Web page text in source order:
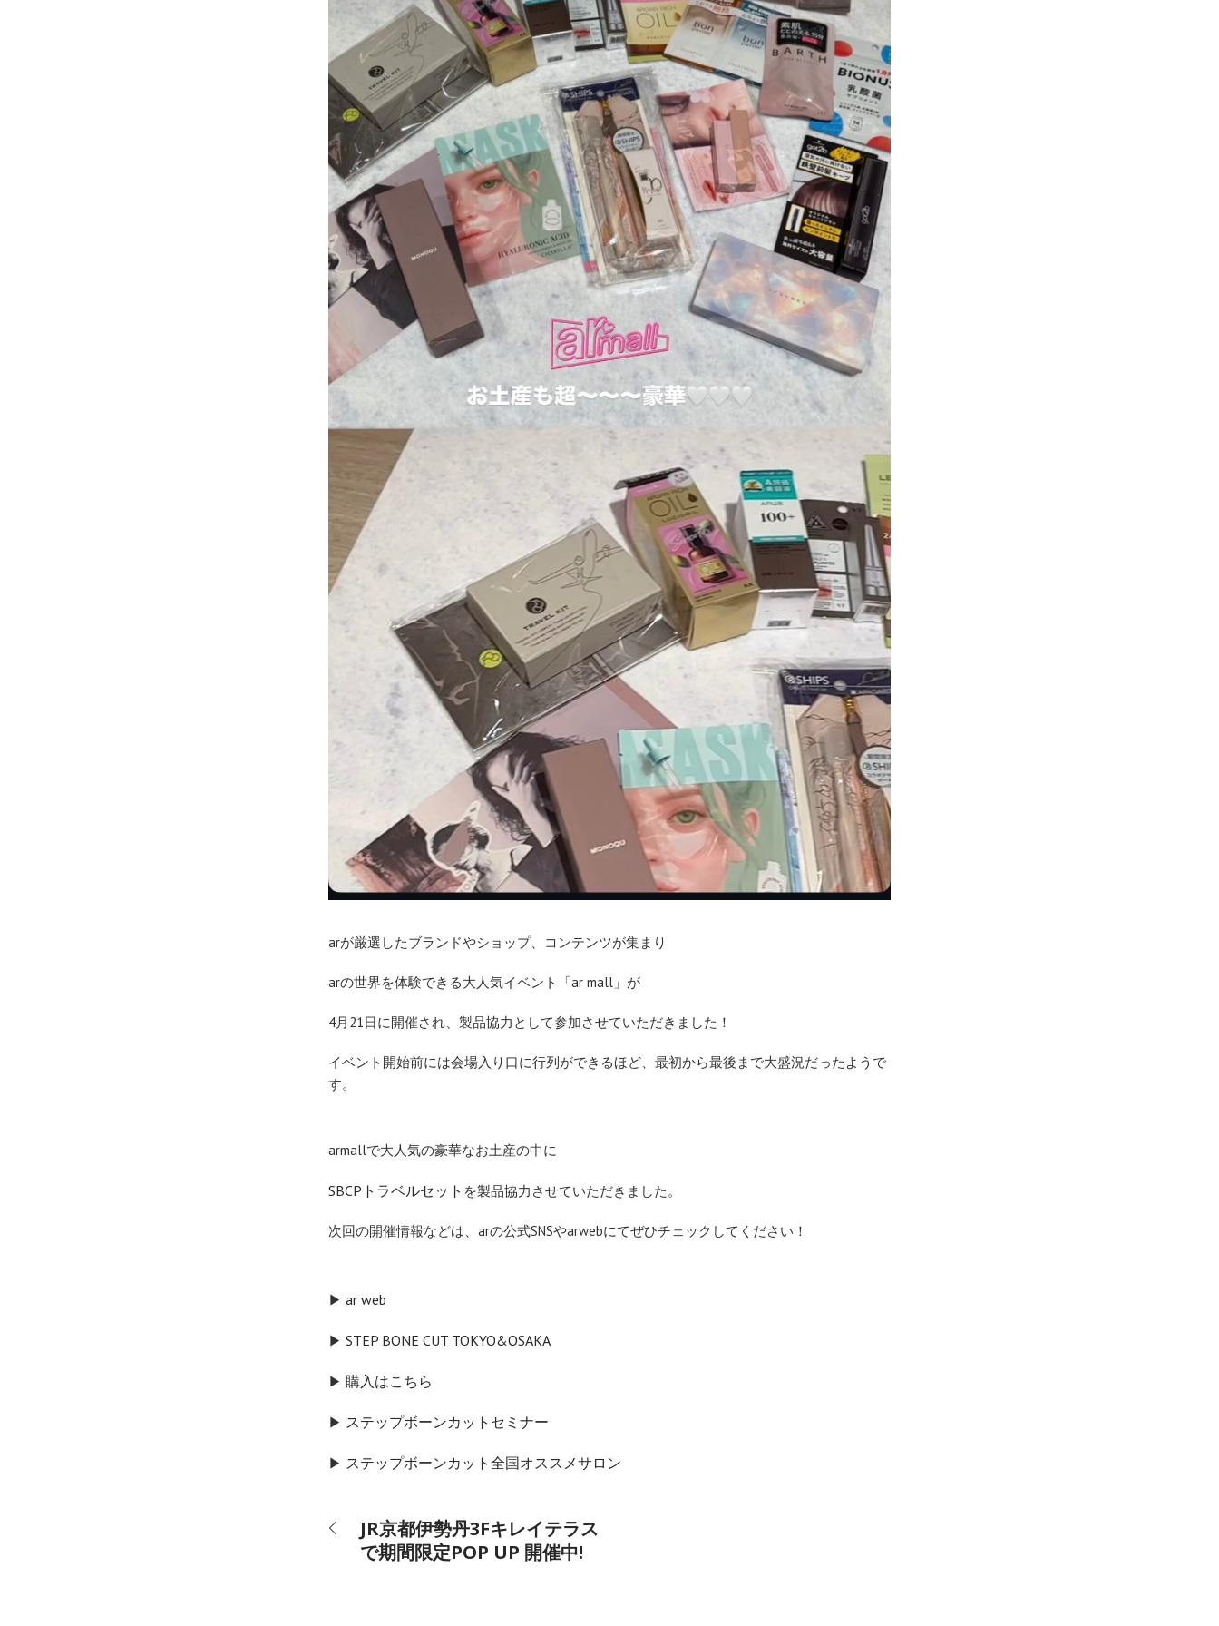
arが厳選したブランドやショップ、コンテンツが集まり
arの世界を体験できる大人気イベント「ar mall」が
4月21日に開催され、製品協力として参加させていただきました！
イベント開始前には会場入り口に行列ができるほど、最初から最後まで大盛況だったようで
す。
armallで大人気の豪華なお土産の中に
SBCPトラベルセット を製品協力させていただきました。
次回の開催情報などは、arの公式SNSやarwebにてぜひチェックしてください！
▶︎ ar web
▶︎ STEP BONE CUT TOKYO&OSAKA
▶︎ 購入はこちら
▶︎ ステップボーンカットセミナー
▶︎ ステップボーンカット全国オススメサロン
JR京都伊勢丹3Fキレイテラス
で期間限定POP UP 開催中!